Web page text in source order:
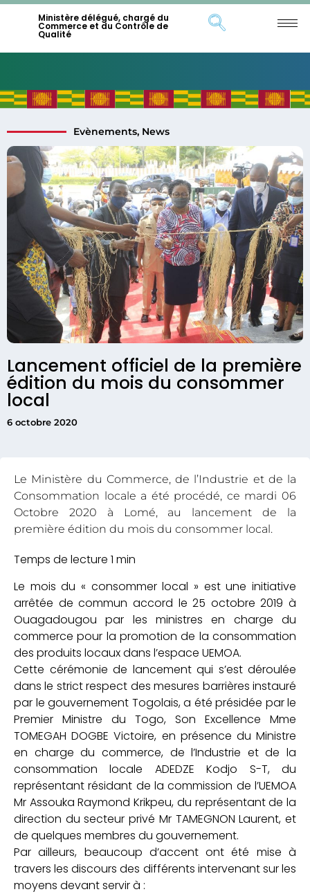
Ministère délégué, chargé du
Commerce et du Contrôle de
Qualité
Lancement officiel de la première
édition du mois du consommer
local
6 octobre 2020
Evènements, News
Le Ministère du Commerce, de l’Industrie et de la
Consommation locale a été procédé, ce mardi 06
Octobre 2020 à Lomé, au lancement de la
première édition du mois du consommer local.
Le mois du « consommer local » est une initiative
arrêtée de commun accord le 25 octobre 2019 à
Ouagadougou par les ministres en charge du
commerce pour la promotion de la consommation
des produits locaux dans l’espace UEMOA.
Cette cérémonie de lancement qui s’est déroulée
dans le strict respect des mesures barrières instauré
par le gouvernement Togolais, a été présidée par le
Premier Ministre du Togo, Son Excellence Mme
TOMEGAH DOGBE Victoire, en présence du Ministre
en charge du commerce, de l’Industrie et de la
consommation locale ADEDZE Kodjo S-T, du
représentant résidant de la commission de l’UEMOA
Mr Assouka Raymond Krikpeu, du représentant de la
direction du secteur privé Mr TAMEGNON Laurent, et
de quelques membres du gouvernement.
Par ailleurs, beaucoup d’accent ont été mise à
travers les discours des différents intervenant sur les
moyens devant servir à :